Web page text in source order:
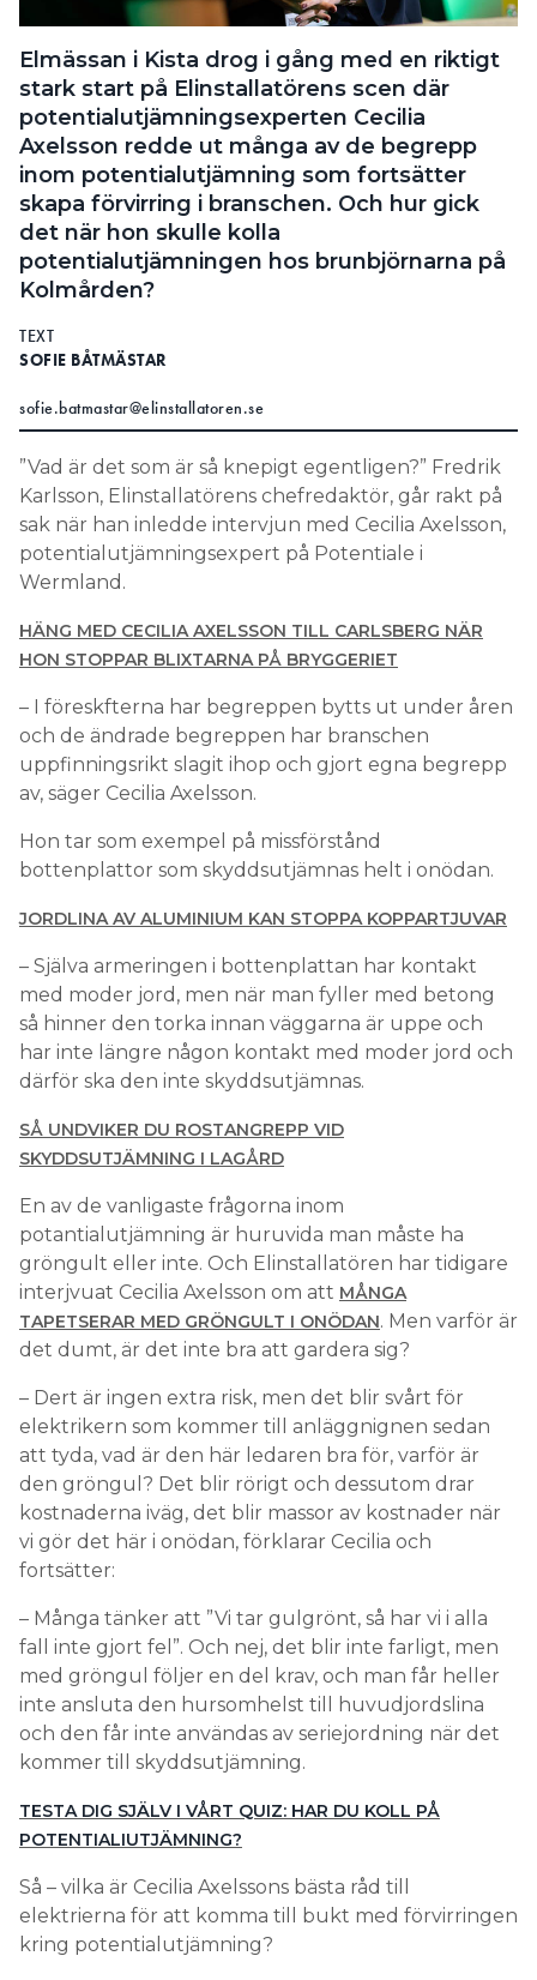
SEARCH
Elmässan i Kista drog i gång med en riktigt
stark start på Elinstallatörens scen där
potentialutjämningsexperten Cecilia
Axelsson redde ut många av de begrepp
inom potentialutjämning som fortsätter
skapa förvirring i branschen. Och hur gick
det när hon skulle kolla
potentialutjämningen hos brunbjörnarna på
Kolmården?
TEXT
SOFIE BÅTMÄSTAR
sofie.batmastar@elinstallatoren.se
”Vad är det som är så knepigt egentligen?” Fredrik
Karlsson, Elinstallatörens chefredaktör, går rakt på
sak när han inledde intervjun med Cecilia Axelsson,
potentialutjämningsexpert på Potentiale i
Wermland.
HÄNG MED CECILIA AXELSSON TILL CARLSBERG NÄR
HON STOPPAR BLIXTARNA PÅ BRYGGERIET
– I föreskfterna har begreppen bytts ut under åren
och de ändrade begreppen har branschen
uppfinningsrikt slagit ihop och gjort egna begrepp
av, säger Cecilia Axelsson.
Hon tar som exempel på missförstånd
bottenplattor som skyddsutjämnas helt i onödan.
JORDLINA AV ALUMINIUM KAN STOPPA KOPPARTJUVAR
– Själva armeringen i bottenplattan har kontakt
med moder jord, men när man fyller med betong
så hinner den torka innan väggarna är uppe och
har inte längre någon kontakt med moder jord och
därför ska den inte skyddsutjämnas.
SÅ UNDVIKER DU ROSTANGREPP VID
SKYDDSUTJÄMNING I LAGÅRD
En av de vanligaste frågorna inom
potantialutjämning är huruvida man måste ha
gröngult eller inte. Och Elinstallatören har tidigare
interjvuat Cecilia Axelsson om att MÅNGA
TAPETSERAR MED GRÖNGULT I ONÖDAN. Men varför är
det dumt, är det inte bra att gardera sig?
– Dert är ingen extra risk, men det blir svårt för
elektrikern som kommer till anläggnignen sedan
att tyda, vad är den här ledaren bra för, varför är
den gröngul? Det blir rörigt och dessutom drar
kostnaderna iväg, det blir massor av kostnader när
vi gör det här i onödan, förklarar Cecilia och
fortsätter:
– Många tänker att ”Vi tar gulgrönt, så har vi i alla
fall inte gjort fel”. Och nej, det blir inte farligt, men
med gröngul följer en del krav, och man får heller
inte ansluta den hursomhelst till huvudjordslina
och den får inte användas av seriejordning när det
kommer till skyddsutjämning.
TESTA DIG SJÄLV I VÅRT QUIZ: HAR DU KOLL PÅ
POTENTIALIUTJÄMNING?
Så – vilka är Cecilia Axelssons bästa råd till
elektrierna för att komma till bukt med förvirringen
kring potentialutjämning?